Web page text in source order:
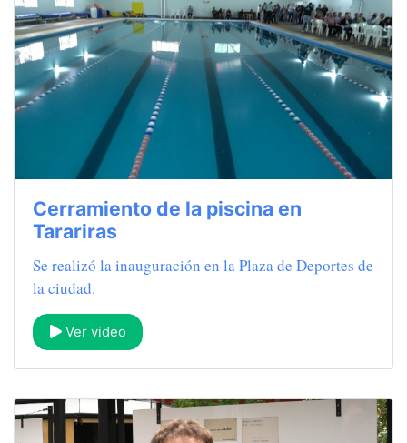
Cerramiento de la piscina en
Tarariras
Se realizó la inauguración en la Plaza de Deportes de
la ciudad.
Ver video